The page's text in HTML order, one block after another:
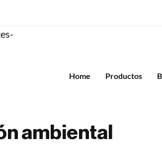
Home Productos
ambiental